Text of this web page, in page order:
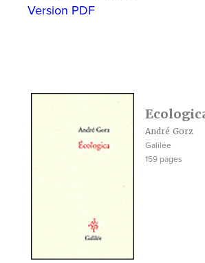
Version PDF
André Gorz
Galilée
159 pages